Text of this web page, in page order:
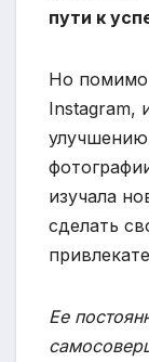
пути к
Но помимо
Instagram,
изучала
сделать
Ее